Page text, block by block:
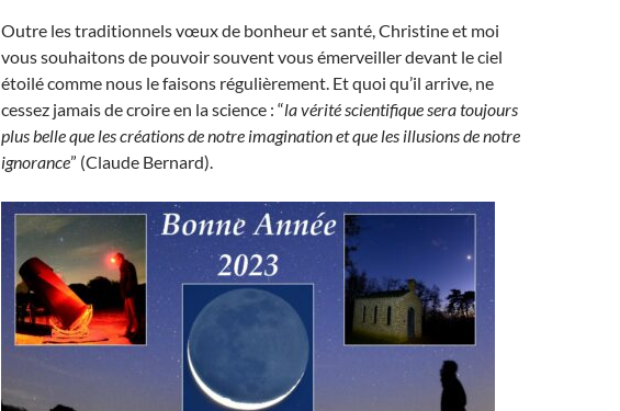
Outre les traditionnels vœux de bonheur et santé, Christine et moi
vous souhaitons de pouvoir souvent vous émerveiller devant le ciel
étoilé comme nous le faisons régulièrement. Et quoi qu’il arrive, ne
cessez jamais de croire en la science : “la vérité scientifique sera toujours
plus belle que les créations de notre imagination et que les illusions de notre
ignorance” (Claude Bernard).